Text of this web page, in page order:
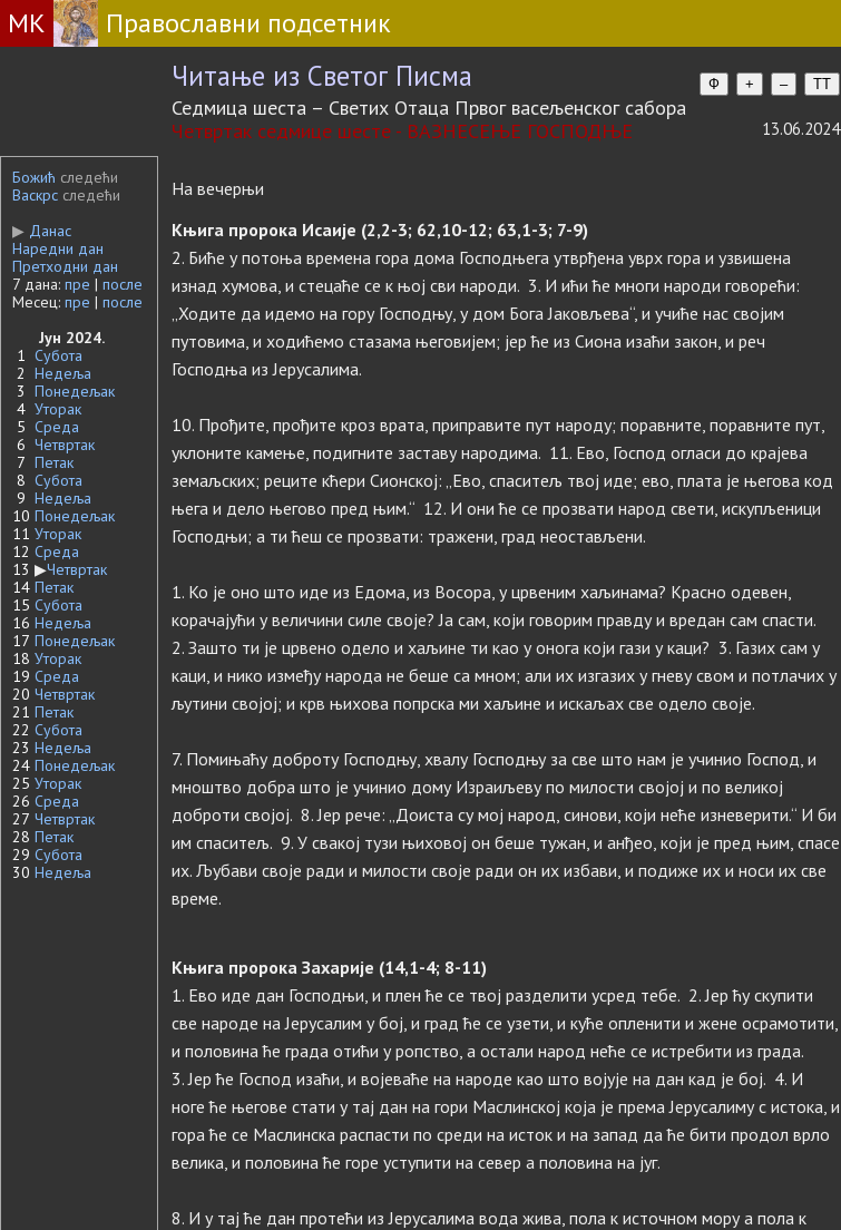
МК Православни подсетник
Читање из Светог Писма Ф + – TT
Седмица шеста – Светих Отаца Првог васељенског сабора
Четвртак седмице шесте - ВАЗНЕСЕЊЕ ГОСПОДЊЕ
13.06.2024
Божић следећи
Васкрс следећи
▶ Данас
Наредни дан
Претходни дан
7 дана: пре | после
Месец: пре | после
Јун 2024.
1 Субота
2 Недеља
3 Понедељак
4 Уторак
5 Среда
6 Четвртак
7 Петак
8 Субота
9 Недеља
10 Понедељак
11 Уторак
12 Среда
13 ▶Четвртак
14 Петак
15 Субота
16 Недеља
17 Понедељак
18 Уторак
19 Среда
20 Четвртак
21 Петак
22 Субота
23 Недеља
24 Понедељак
25 Уторак
26 Среда
27 Четвртак
28 Петак
29 Субота
30 Недеља
На вечерњи
Књига пророка Исаије (2,2-3; 62,10-12; 63,1-3; 7-9)
2. Биће у потоња времена гора дома Господњега утврђена уврх гора и узвишена
изнад хумова, и стецаће се к њој сви народи. 3. И ићи ће многи народи говорећи:
„Ходите да идемо на гору Господњу, у дом Бога Јаковљева“, и учиће нас својим
путовима, и ходићемо стазама његовијем; јер ће из Сиона изаћи закон, и реч
Господња из Јерусалима.
10. Прођите, прођите кроз врата, приправите пут народу; поравните, поравните пут,
уклоните камење, подигните заставу народима. 11. Ево, Господ огласи до крајева
земаљских; реците кћери Сионској: „Ево, спаситељ твој иде; ево, плата је његова код
њега и дело његово пред њим.“ 12. И они ће се прозвати народ свети, искупљеници
Господњи; а ти ћеш се прозвати: тражени, град неостављени.
1. Ко је оно што иде из Едома, из Восора, у црвеним хаљинама? Kрасно одевен,
корачајући у величини силе своје? Ја сам, који говорим правду и вредан сам спасти.
2. Зашто ти је црвено одело и хаљине ти као у онога који гази у каци? 3. Газих сам у
каци, и нико између народа не беше са мном; али их изгазих у гневу свом и потлачих у
љутини својој; и крв њихова попрска ми хаљине и искаљах све одело своје.
7. Помињаћу доброту Господњу, хвалу Господњу за све што нам је учинио Господ, и
мноштво добра што је учинио дому Израиљеву по милости својој и по великој
доброти својој. 8. Јер рече: „Доиста су мој народ, синови, који неће изневерити.“ И би
им спаситељ. 9. У свакој тузи њиховој он беше тужан, и анђео, који је пред њим, спасе
их. Љубави своје ради и милости своје ради он их избави, и подиже их и носи их све
време.
Књига пророка Захарије (14,1-4; 8-11)
1. Ево иде дан Господњи, и плен ће се твој разделити усред тебе. 2. Јер ћу скупити
све народе на Јерусалим у бој, и град ће се узети, и куће опленити и жене осрамотити,
и половина ће града отићи у ропство, а остали народ неће се истребити из града.
3. Јер ће Господ изаћи, и војеваће на народе као што војује на дан кад је бој. 4. И
ноге ће његове стати у тај дан на гори Маслинској која је према Јерусалиму с истока, и
гора ће се Маслинска распасти по среди на исток и на запад да ће бити продол врло
велика, и половина ће горе уступити на север а половина на југ.
8. И у тај ће дан протећи из Јерусалима вода жива, пола к источном мору а пола к